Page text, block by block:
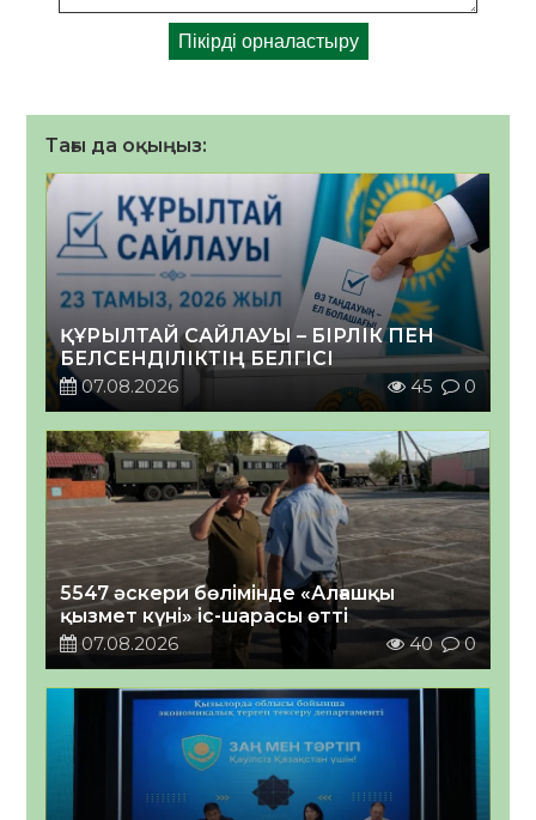
Тағы да оқыңыз:
ҚҰРЫЛТАЙ САЙЛАУЫ – БІРЛІК ПЕН
БЕЛСЕНДІЛІКТІҢ БЕЛГІСІ
07.08.2026
45 0
5547 әскери бөлімінде «Алғашқы
қызмет күні» іс-шарасы өтті
07.08.2026
40 0